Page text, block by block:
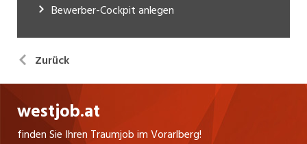
Bewerber-Cockpit anlegen
Zurück
westjob.at
finden Sie Ihren Traumjob im Vorarlberg!